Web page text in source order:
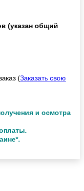
(указан общий
(Заказать свою
и осмотра